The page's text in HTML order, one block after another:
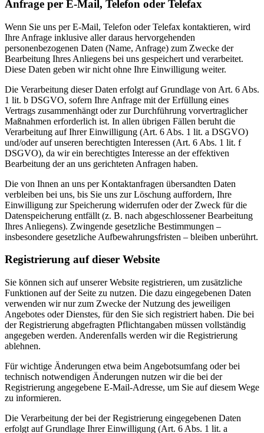
Anfrage per E-Mail, Telefon oder Telefax
Wenn Sie uns per E-Mail, Telefon oder Telefax kontaktieren, wird
Ihre Anfrage inklusive aller daraus hervorgehenden
personenbezogenen Daten (Name, Anfrage) zum Zwecke der
Bearbeitung Ihres Anliegens bei uns gespeichert und verarbeitet.
Diese Daten geben wir nicht ohne Ihre Einwilligung weiter.
Die Verarbeitung dieser Daten erfolgt auf Grundlage von Art. 6 Abs.
1 lit. b DSGVO, sofern Ihre Anfrage mit der Erfüllung eines
Vertrags zusammenhängt oder zur Durchführung vorvertraglicher
Maßnahmen erforderlich ist. In allen übrigen Fällen beruht die
Verarbeitung auf Ihrer Einwilligung (Art. 6 Abs. 1 lit. a DSGVO)
und/oder auf unseren berechtigten Interessen (Art. 6 Abs. 1 lit. f
DSGVO), da wir ein berechtigtes Interesse an der effektiven
Bearbeitung der an uns gerichteten Anfragen haben.
Die von Ihnen an uns per Kontaktanfragen übersandten Daten
verbleiben bei uns, bis Sie uns zur Löschung auffordern, Ihre
Einwilligung zur Speicherung widerrufen oder der Zweck für die
Datenspeicherung entfällt (z. B. nach abgeschlossener Bearbeitung
Ihres Anliegens). Zwingende gesetzliche Bestimmungen –
insbesondere gesetzliche Aufbewahrungsfristen – bleiben unberührt.
Registrierung auf dieser Website
Sie können sich auf unserer Website registrieren, um zusätzliche
Funktionen auf der Seite zu nutzen. Die dazu eingegebenen Daten
verwenden wir nur zum Zwecke der Nutzung des jeweiligen
Angebotes oder Dienstes, für den Sie sich registriert haben. Die bei
der Registrierung abgefragten Pflichtangaben müssen vollständig
angegeben werden. Anderenfalls werden wir die Registrierung
ablehnen.
Für wichtige Änderungen etwa beim Angebotsumfang oder bei
technisch notwendigen Änderungen nutzen wir die bei der
Registrierung angegebene E-Mail-Adresse, um Sie auf diesem Wege
zu informieren.
Die Verarbeitung der bei der Registrierung eingegebenen Daten
erfolgt auf Grundlage Ihrer Einwilligung (Art. 6 Abs. 1 lit. a